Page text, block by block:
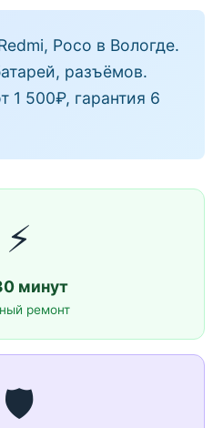
Poco в Вологде.
разъёмов.
1 500₽, гарантия 6
⚡
минут
ремонт
🛡️